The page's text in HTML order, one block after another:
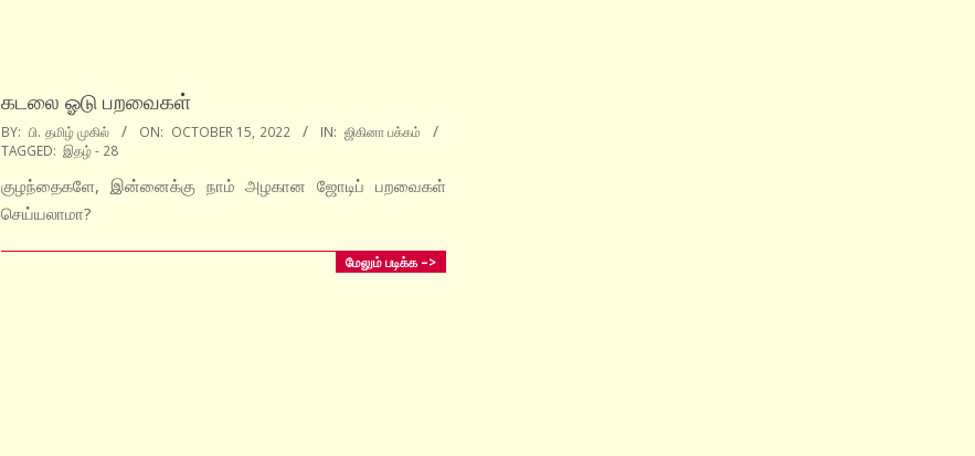
கடலை ஓடு பறவைகள்
2022-
10-
15
BY: பி. தமிழ் முகில் ON: OCTOBER 15, 2022 IN: ஜிகினா பக்கம்
TAGGED: இதழ் - 28
குழந்தைகளே, இன்னைக்கு நாம் அழகான ஜோடிப் பறவைகள்
செய்யலாமா?
மேலும் படிக்க –>